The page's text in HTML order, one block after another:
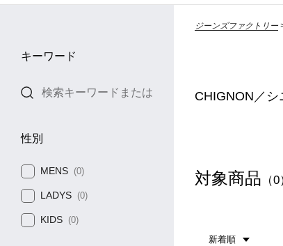
キーワード
性別
MENS (0)
LADYS (0)
KIDS (0)
ジーンズファクトリー
CHIGNON／シ
対象商品 （0
新着順